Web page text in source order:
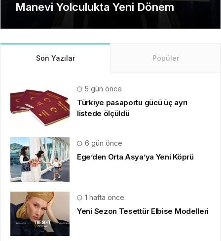
Emirates ile Yazın En Lüks Kaçamağı
Son Yazılar Popüler
5 gün önce
Türkiye pasaportu gücü üç ayrı
listede ölçüldü
6 gün önce
Ege’den Orta Asya’ya Yeni Köprü
1 hafta önce
Yeni Sezon Tesettür Elbise Modelleri